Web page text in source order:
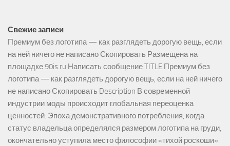
Свежие записи
Премиум без логотипа — как разглядеть дорогую вещь, если
на ней ничего не написано Скопировать Размещена на
площадке 90is.ru Написать сообщение TITLE Премиум без
логотипа — как разглядеть дорогую вещь, если на ней ничего
не написано Скопировать Description В современной
индустрии моды происходит глобальная переоценка
ценностей. Эпоха демонстративного потребления, когда
статус владельца определялся размером логотипа на груди,
окончательно уступила место философии «тихой роскоши».